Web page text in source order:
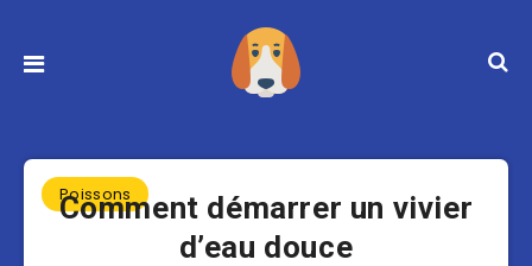
Poissons
Comment démarrer un vivier
d’eau douce